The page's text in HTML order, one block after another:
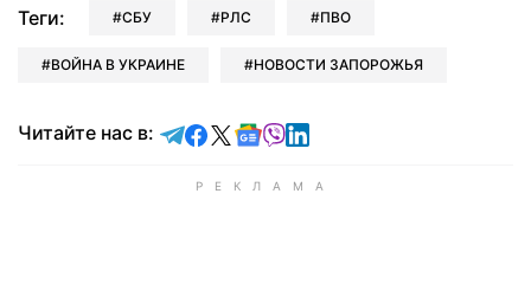
Теги: СБУ РЛС ПВО
ВОЙНА В УКРАИНЕ НОВОСТИ ЗАПОРОЖЬЯ
Читайте нас в: Читайте в Telegram
Читайте в Facebook
Читайте в X
Читайте в Google news
Читайте в Viber
Читайте в LinkedIn